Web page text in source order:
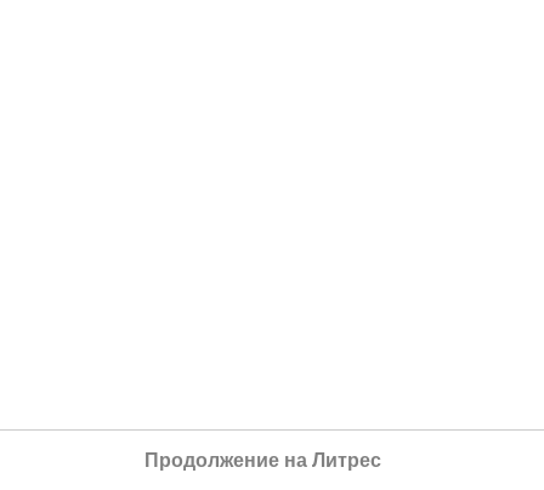
Продолжение на Литрес